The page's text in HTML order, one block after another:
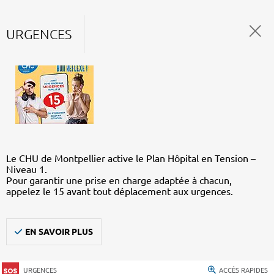
URGENCES
Le CHU de Montpellier active le Plan Hôpital en Tension –
Niveau 1.
Pour garantir une prise en charge adaptée à chacun,
appelez le 15 avant tout déplacement aux urgences.
EN SAVOIR PLUS
URGENCES ACCÈS RAPIDES